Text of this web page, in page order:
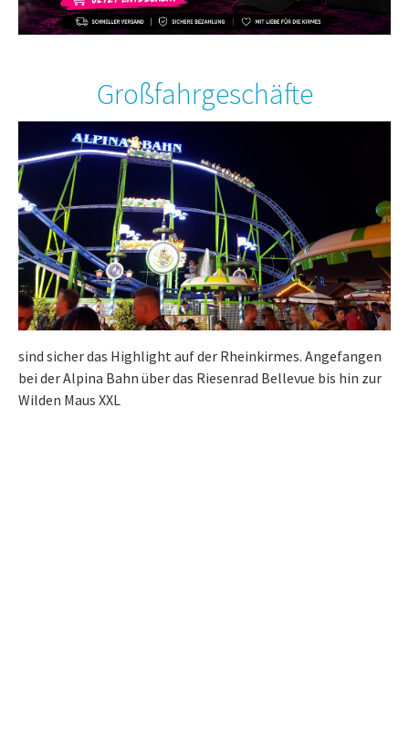
Großfahrgeschäfte
sind sicher das Highlight auf der Rheinkirmes. Angefangen
bei der Alpina Bahn über das Riesenrad Bellevue bis hin zur
Wilden Maus XXL